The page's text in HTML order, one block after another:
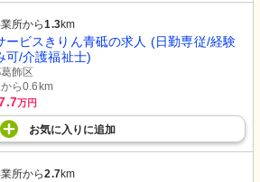
所から1.3km
ービスきりん青砥の求人 (日勤専従/経験
可/介護福祉士)
飾区
ら0.6km
万円
お気に入り に追加
所から2.7km